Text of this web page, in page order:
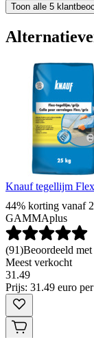
Toon alle 5
Knauf tegellijm
44% korting vanaf
GAMMAplus
(91)Beoordeeld
Meest verkocht
31 .49
Prijs: 31.49 euro